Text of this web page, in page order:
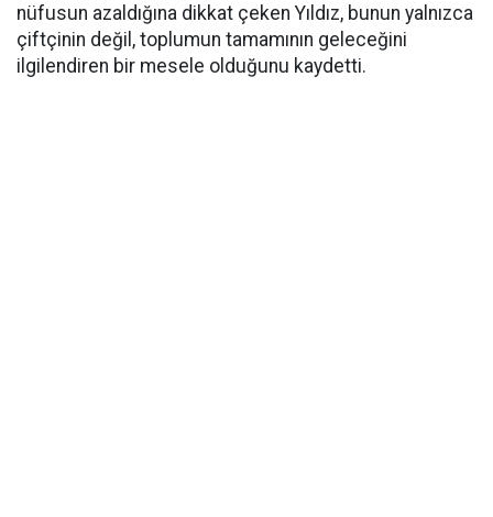
nüfusun azaldığına dikkat çeken Yıldız, bunun yalnızca
çiftçinin değil, toplumun tamamının geleceğini
ilgilendiren bir mesele olduğunu kaydetti.